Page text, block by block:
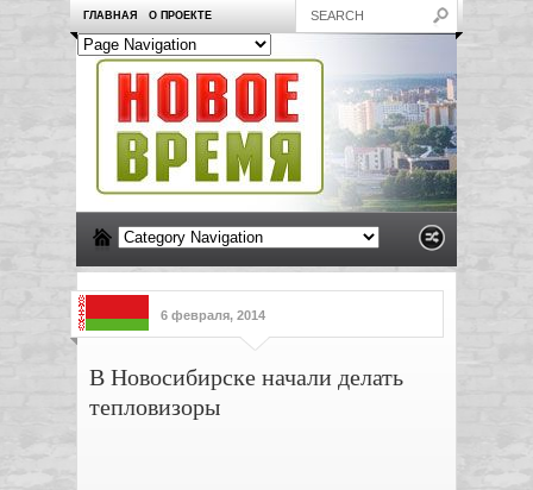
ГЛАВНАЯ О ПРОЕКТЕ
6 февраля, 2014
В Новосибирске начали делать
тепловизоры